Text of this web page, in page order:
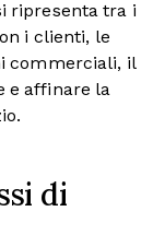
ripresenta tra i
i clienti, le
commerciali, il
e affinare la
di